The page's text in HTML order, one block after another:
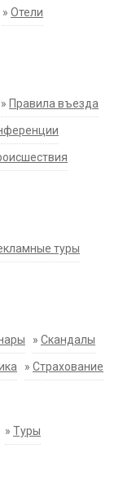
» Отели
» Правила въезда
туры
» Скандалы
» Страхование
» Туры